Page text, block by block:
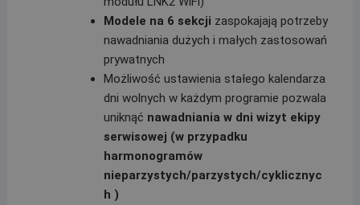
Modele na 6 sekcji zaspokajają potrzeby
nawadniania dużych i małych zastosowań
prywatnych
Możliwość ustawienia stałego kalendarza
dni wolnych w każdym programie pozwala
uniknąć nawadniania w dni wizyt ekipy
serwisowej (w przypadku
harmonogramów
nieparzystych/parzystych/cyklicznyc
h )